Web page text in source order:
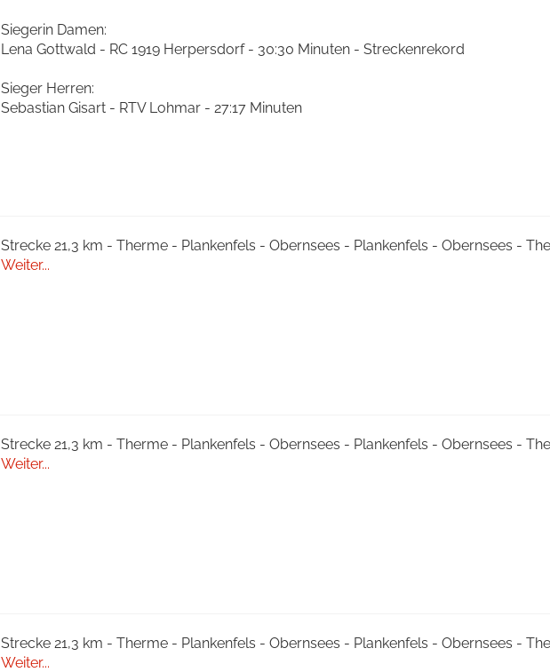
Siegerin Damen:
Lena Gottwald - RC 1919 Herpersdorf - 30:30 Minuten - Streckenrekord
Sieger Herren:
Sebastian Gisart - RTV Lohmar - 27:17 Minuten
Strecke 21,3 km - Therme - Plankenfels - Obernsees - Plankenfels - Obernsees -
Weiter...
Strecke 21,3 km - Therme - Plankenfels - Obernsees - Plankenfels - Obernsees -
Weiter...
Strecke 21,3 km - Therme - Plankenfels - Obernsees - Plankenfels - Obernsees -
Weiter...